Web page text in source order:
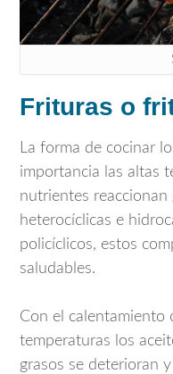
Frituras o
La forma de cocinar
importancia las altas
nutrientes reaccionan
heterocíclicas e
policíclicos, estos
saludables.
Con el calentamiento
temperaturas los
grasos se deterioran